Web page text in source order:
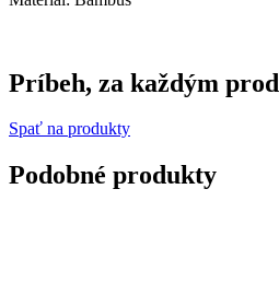
Príbeh, za každým
Spať na produkty
Podobné produkty